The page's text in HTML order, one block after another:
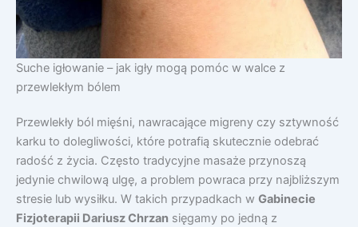
Suche igłowanie – jak igły mogą pomóc w walce z
przewlekłym bólem
Przewlekły ból mięśni, nawracające migreny czy sztywność
karku to dolegliwości, które potrafią skutecznie odebrać
radość z życia. Często tradycyjne masaże przynoszą
jedynie chwilową ulgę, a problem powraca przy najbliższym
stresie lub wysiłku. W takich przypadkach w Gabinecie
Fizjoterapii Dariusz Chrzan sięgamy po jedną z